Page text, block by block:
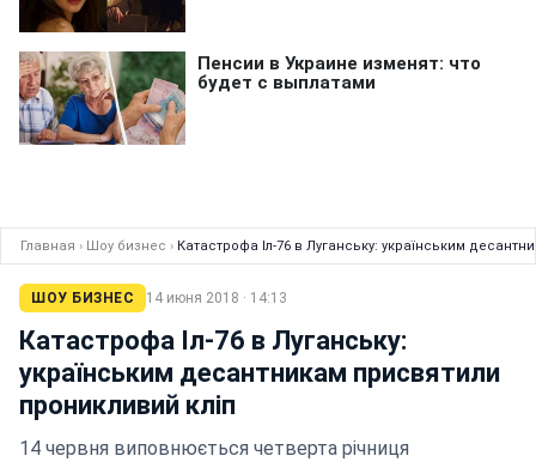
Главная › Шоу бизнес › Катастрофа Іл-76 в Луганську: українським
ШОУ БИЗНЕС 14 июня 2018 · 14:13
Катастрофа Іл-76 в Луганську:
українським десантникам присвятили
проникливий кліп
14 червня виповнюється четверта річниця